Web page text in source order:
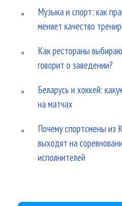
Музыка и спорт: как
меняет качество
Как рестораны
говорит о заведении?
Беларусь и хоккей:
на матчах
Почему спортсмены из
выходят на
исполнителей